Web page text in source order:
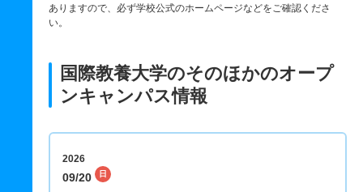
ありますので、必ず学校公式のホームページなどをご確認くださ
い。
国際教養大学のそのほかのオープ
ンキャンパス情報
2026
09/20 日